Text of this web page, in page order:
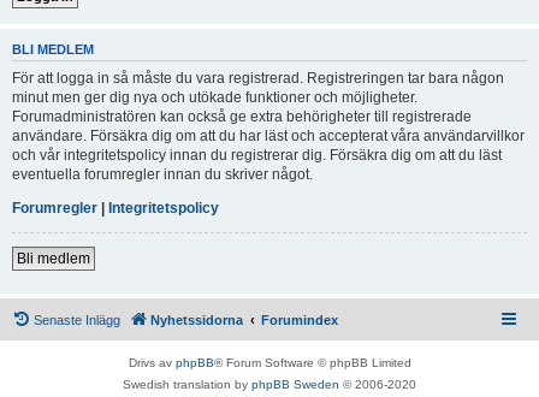
BLI MEDLEM
För att logga in så måste du vara registrerad. Registreringen tar bara någon
minut men ger dig nya och utökade funktioner och möjligheter.
Forumadministratören kan också ge extra behörigheter till registrerade
användare. Försäkra dig om att du har läst och accepterat våra användarvillkor
och vår integritetspolicy innan du registrerar dig. Försäkra dig om att du läst
eventuella forumregler innan du skriver något.
Forumregler | Integritetspolicy
Bli medlem
Senaste Inlägg Nyhetssidorna Forumindex
Drivs av phpBB® Forum Software © phpBB Limited
Swedish translation by phpBB Sweden © 2006-2020